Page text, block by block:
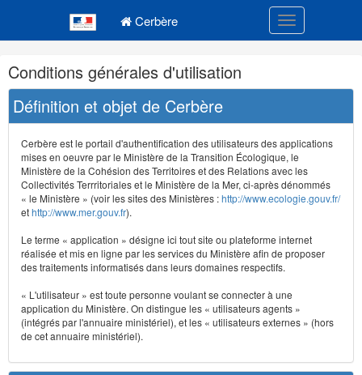
Cerbère Toggle
Navigation
et
outils
annexes
Conditions générales d'utilisation
Définition et objet de Cerbère
Cerbère est le portail d'authentification des utilisateurs des applications
mises en oeuvre par le Ministère de la Transition Écologique, le
Ministère de la Cohésion des Territoires et des Relations avec les
Collectivités Terrritoriales et le Ministère de la Mer, ci-après dénommés
« le Ministère » (voir les sites des Ministères :http://www.ecologie.gouv.fr/
ethttp://www.mer.gouv.fr).
Le terme « application » désigne ici tout site ou plateforme internet
réalisée et mis en ligne par les services du Ministère afin de proposer
des traitements informatisés dans leurs domaines respectifs.
« L'utilisateur » est toute personne voulant se connecter à une
application du Ministère. On distingue les « utilisateurs agents »
(intégrés par l'annuaire ministériel), et les « utilisateurs externes » (hors
de cet annuaire ministériel).